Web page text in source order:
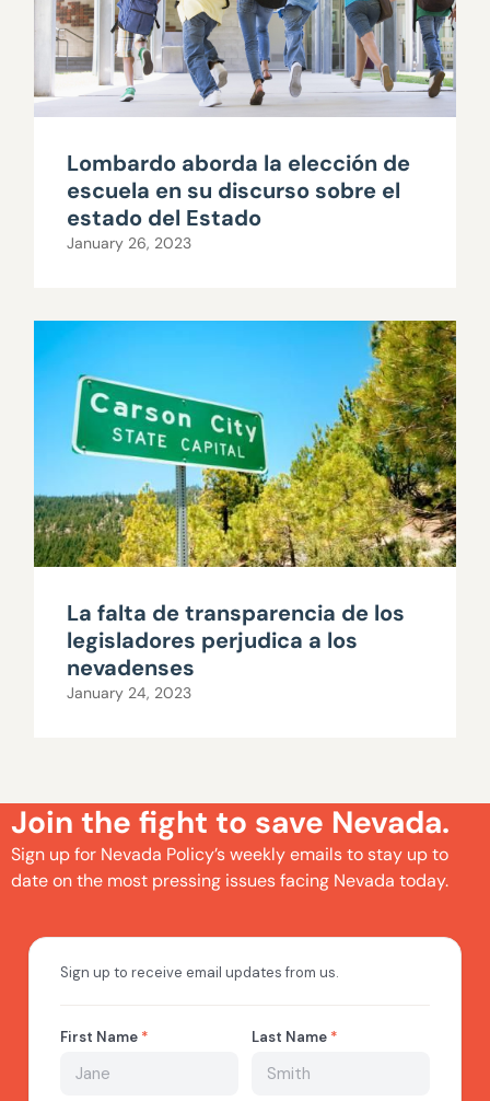
Lombardo aborda la elección de
escuela en su discurso sobre el
estado del Estado
January 26, 2023
La falta de transparencia de los
legisladores perjudica a los
nevadenses
January 24, 2023
Join the fight to save Nevada.
Sign up for Nevada Policy’s weekly emails to stay up to
date on the most pressing issues facing Nevada today.